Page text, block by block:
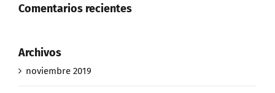
Comentarios recientes
Archivos
noviembre 2019